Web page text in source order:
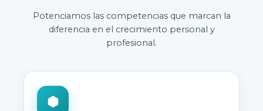
Potenciamos las competencias que marcan la
diferencia en el crecimiento personal y
profesional.
⬢